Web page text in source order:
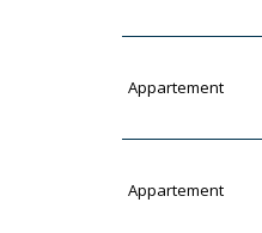
Appartement
Appartement